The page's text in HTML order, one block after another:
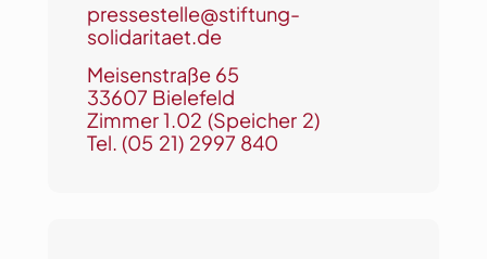
o
n
s
p
r
e
pressestelle@stiftung-
solidaritaet.de
Meisenstraße 65
33607 Bielefeld
Zimmer 1.02 (Speicher 2)
Tel.(05 21) 2997 840